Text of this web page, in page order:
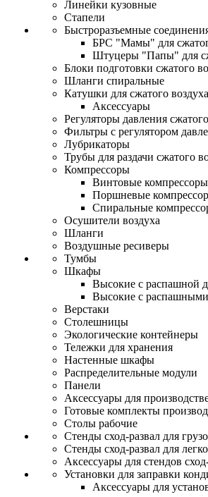
Линейки кузовные
Стапели
Быстроразъемные
БРС "Мамы" для
Штуцеры "Папы" для
Блоки подготовки сжатого
Шланги спиральные
Катушки для сжатого воздуха
Аксессуары
Регуляторы давления
Фильтры с регулятором
Лубрикаторы
Трубы для раздачи сжатого
Компрессоры
Винтовые компрессоры
Поршневые
Спиральные
Осушители воздуха
Шланги
Воздушные ресиверы
Тумбы
Шкафы
Высокие с распашной
Высокие с
Верстаки
Столешницы
Экологические контейнеры
Тележки для хранения
Настенные шкафы
Распределительные модули
Панели
Аксессуары для
Готовые комплекты
Столы рабочие
Стенды сход-развал для
Стенды сход-развал для
Аксессуары для стендов
Установки для заправки
Аксессуары для